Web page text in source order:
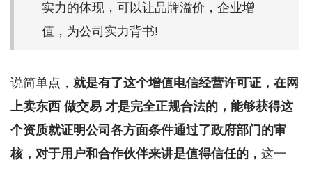
实力的体现，可以让品牌溢价，企业增
值，为公司实力背书!
说简单点， 就是有了这个增值电信经营许可证，在网
上卖东西 做交易 才是完全正规合法的，能够获得这
个资质就证明公司各方面条件通过了政府部门的审
核，对于用户和合作伙伴来讲是值得信任的， 这一